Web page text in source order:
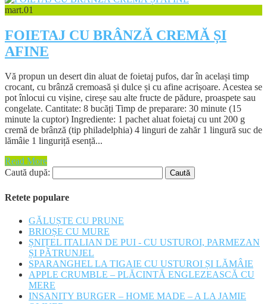
mart.01
FOIETAJ CU BRÂNZĂ CREMĂ ȘI
AFINE
Vă propun un desert din aluat de foietaj pufos, dar în același timp
crocant, cu brânză cremoasă și dulce și cu afine acrișoare. Acestea se
pot înlocui cu vișine, cireșe sau alte fructe de pădure, proaspete sau
congelate. Cantitate: 8 bucăți Timp de preparare: 30 minute (15
minute la cuptor) Ingrediente: 1 pachet aluat foietaj cu unt 200 g
cremă de brânză (tip philadelphia) 4 linguri de zahăr 1 lingură suc de
lămâie 1 linguriță esență...
Read More
Caută după:
Retete populare
GĂLUȘTE CU PRUNE
BRIOȘE CU MURE
ȘNIȚEL ITALIAN DE PUI - CU USTUROI, PARMEZAN
ȘI PĂTRUNJEL
SPARANGHEL LA TIGAIE CU USTUROI ȘI LĂMÂIE
APPLE CRUMBLE – PLĂCINTĂ ENGLEZEASCĂ CU
MERE
INSANITY BURGER – HOME MADE – A LA JAMIE